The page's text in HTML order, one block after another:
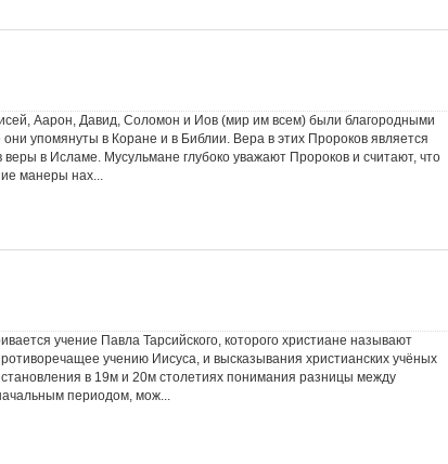
Аарон, Давид, Соломон и Иов (мир им всем) были благородными
упомянуты в Коране и в Библии. Вера в этих Пророков является
в Исламе. Мусульмане глубоко уважают Пророков и считают, что
манеры нах...
учение Павла Тарсийского, которого христиане называют
учению Иисуса, и высказывания христианских учёных
в 19м и 20м столетиях понимания разницы между
периодом, мож...